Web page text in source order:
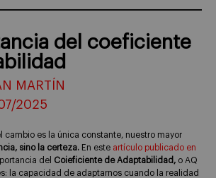
del coeficiente
MARTÍN
2025
cambio es la única constante, nuestro mayor
sino la certeza. En este artículo publicado en
del Coieficiente de Adaptabilidad, o AQ
la capacidad de adaptarnos cuando la realidad